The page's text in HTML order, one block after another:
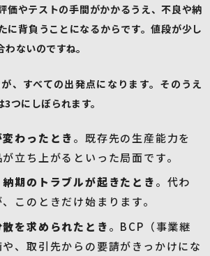
価やテストの手間がかかるうえ、不良や納
に背負うことになるからです。値段が少し
ないのですね。
、すべての出発点になります。そのうえ
つにしぼられます。
わったとき。既存先の生産能力を
立ち上がるといった局面です。
期のトラブルが起きたとき。代わ
このときだけ始まります。
を求められたとき。BCP（事業継
、取引先からの要請がきっかけにな